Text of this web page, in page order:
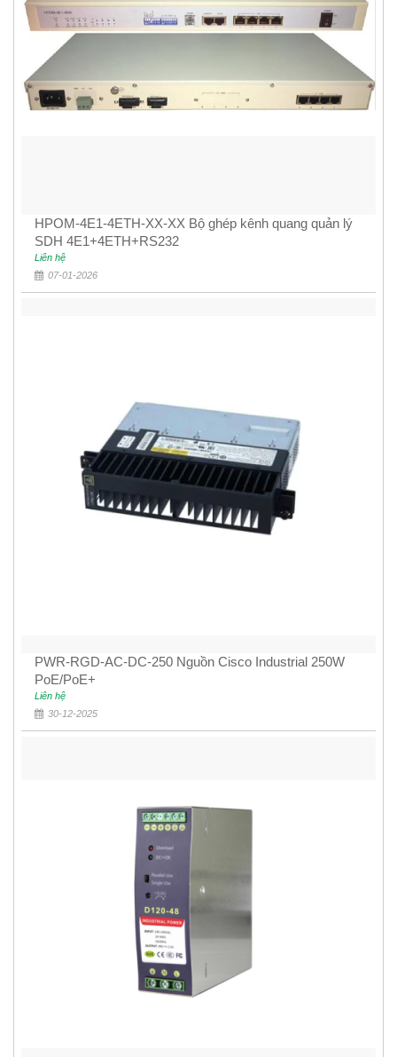
HPOM-4E1-4ETH-XX-XX Bộ ghép kênh quang quản lý
SDH 4E1+4ETH+RS232
Liên hệ
07-01-2026
PWR-RGD-AC-DC-250 Nguồn Cisco Industrial 250W
PoE/PoE+
Liên hệ
30-12-2025